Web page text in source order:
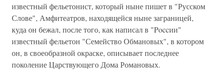
известный фельетонист, который ныне пишет в "Русском
Слове", Амфитеатров, находящейся ныне заграницей,
куда он бежал, после того, как написал в "Poccии"
известный фельетон "Семейство Обмановых", в котором
он, в своеобразной окраске, описывает последнее
поколение Царствующего Дома Романовых.